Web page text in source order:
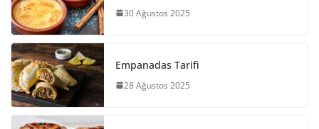
30 Ağustos 2025
Empanadas Tarifi
28 Ağustos 2025